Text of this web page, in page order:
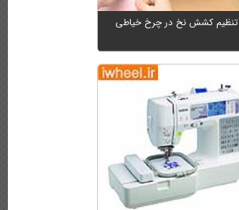
تنظیم کشش نخ در چرخ خیاطی